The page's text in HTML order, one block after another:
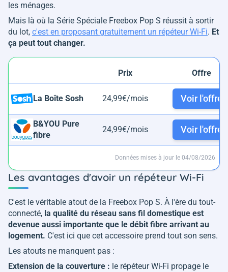
les ménages.
Mais là où la Série Spéciale Freebox Pop S réussit à sortir
du lot, c'est en proposant gratuitement un répéteur Wi-Fi. Et
ça peut tout changer.
Prix Offre
La Boîte Sosh 24,99€/mois Voir l'offre
B&YOU Pure
fibre
24,99€/mois Voir l'offre
Données mises à jour le 04/08/2026
Les avantages d'avoir un répéteur Wi-Fi
C'est le véritable atout de la Freebox Pop S. À l'ère du tout-
connecté, la qualité du réseau sans fil domestique est
devenue aussi importante que le débit fibre arrivant au
logement. C'est ici que cet accessoire prend tout son sens.
Les atouts ne manquent pas :
Extension de la couverture : le répéteur Wi-Fi propage le